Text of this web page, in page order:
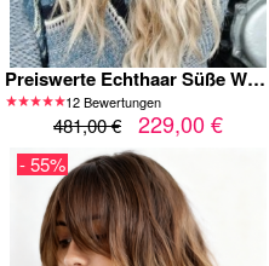
Preiswerte Echthaar Süße Wellig Spitzefront Perücke
12 Bewertungen
481,00 € 229,00 €
- 55%